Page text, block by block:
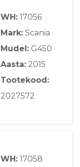
WH: 17056
Mark: Scania
Mudel: G450
Aasta: 2015
Tootekood:
2027572
WH: 17058